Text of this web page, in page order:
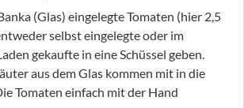
(Glas) eingelegte Tomaten (hier 2,5
selbst eingelegte oder im
gekaufte in eine Schüssel geben.
aus dem Glas kommen mit in die
Tomaten einfach mit der Hand